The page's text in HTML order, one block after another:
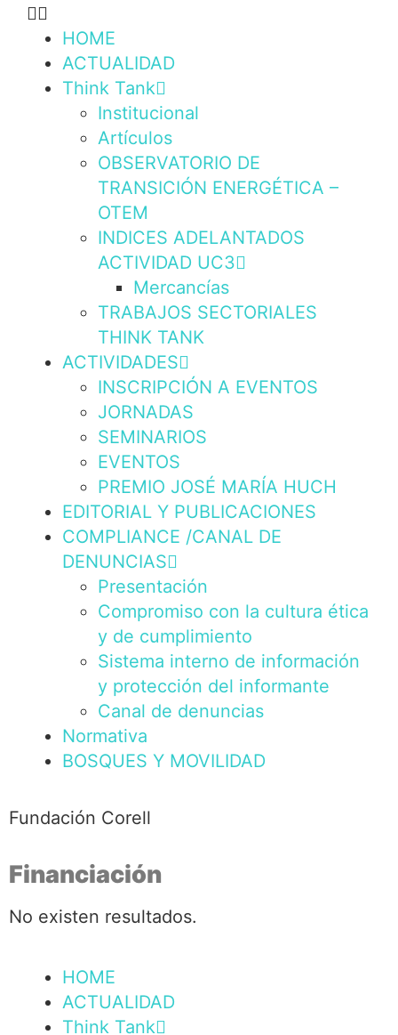
HOME
ACTUALIDAD
Think Tank
Institucional
Artículos
OBSERVATORIO DE
TRANSICIÓN ENERGÉTICA –
OTEM
INDICES ADELANTADOS
ACTIVIDAD UC3
Mercancías
TRABAJOS SECTORIALES
THINK TANK
ACTIVIDADES
INSCRIPCIÓN A EVENTOS
JORNADAS
SEMINARIOS
EVENTOS
PREMIO JOSÉ MARÍA HUCH
EDITORIAL Y PUBLICACIONES
COMPLIANCE /CANAL DE
DENUNCIAS
Presentación
Compromiso con la cultura ética
y de cumplimiento
Sistema interno de información
y protección del informante
Canal de denuncias
Normativa
BOSQUES Y MOVILIDAD
Fundación Corell
Financiación
No existen resultados.
HOME
ACTUALIDAD
Think Tank